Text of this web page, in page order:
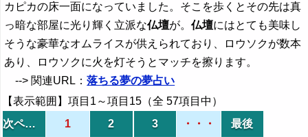
カピカの床一面になっていました。そこを歩くとその先は真
っ暗な部屋に光り輝く立派な仏壇が。仏壇にはとても美味し
そうな豪華なオムライスが供えられており、ロウソクが数本
あり、ロウソクに火を灯そうとマッチを擦ります。
--> 関連URL：落ちる夢の夢占い
【表示範囲】項目1～項目15（全 57項目中）
次ページ
1 2 3 ・・・ 最後